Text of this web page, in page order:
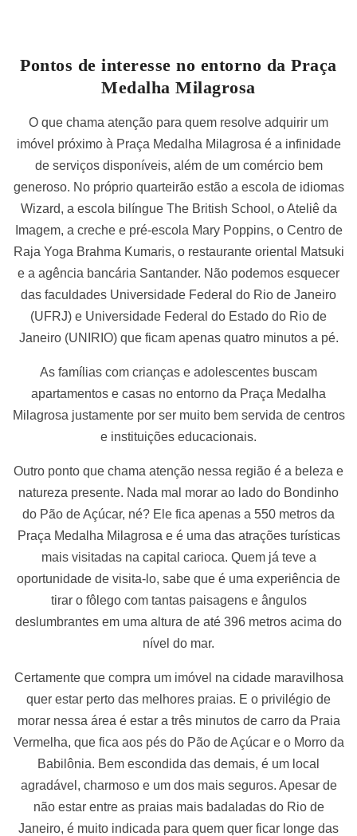
Pontos de interesse no entorno da Praça
Medalha Milagrosa
O que chama atenção para quem resolve adquirir um
imóvel próximo à Praça Medalha Milagrosa é a infinidade
de serviços disponíveis, além de um comércio bem
generoso. No próprio quarteirão estão a escola de idiomas
Wizard, a escola bilíngue The British School, o Ateliê da
Imagem, a creche e pré-escola Mary Poppins, o Centro de
Raja Yoga Brahma Kumaris, o restaurante oriental Matsuki
e a agência bancária Santander. Não podemos esquecer
das faculdades Universidade Federal do Rio de Janeiro
(UFRJ) e Universidade Federal do Estado do Rio de
Janeiro (UNIRIO) que ficam apenas quatro minutos a pé.
As famílias com crianças e adolescentes buscam
apartamentos e casas no entorno da Praça Medalha
Milagrosa justamente por ser muito bem servida de centros
e instituições educacionais.
Outro ponto que chama atenção nessa região é a beleza e
natureza presente. Nada mal morar ao lado do Bondinho
do Pão de Açúcar, né? Ele fica apenas a 550 metros da
Praça Medalha Milagrosa e é uma das atrações turísticas
mais visitadas na capital carioca. Quem já teve a
oportunidade de visita-lo, sabe que é uma experiência de
tirar o fôlego com tantas paisagens e ângulos
deslumbrantes em uma altura de até 396 metros acima do
nível do mar.
Certamente que compra um imóvel na cidade maravilhosa
quer estar perto das melhores praias. E o privilégio de
morar nessa área é estar a três minutos de carro da Praia
Vermelha, que fica aos pés do Pão de Açúcar e o Morro da
Babilônia. Bem escondida das demais, é um local
agradável, charmoso e um dos mais seguros. Apesar de
não estar entre as praias mais badaladas do Rio de
Janeiro, é muito indicada para quem quer ficar longe das